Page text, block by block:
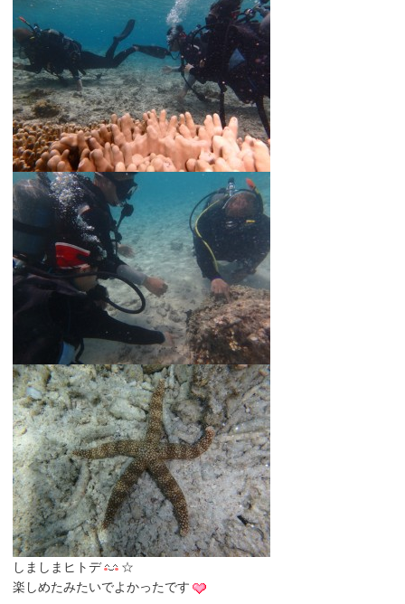
しましまヒトデ
☆
楽しめたみたいでよかったです